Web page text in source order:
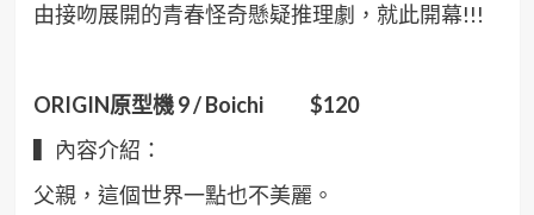
由接吻展開的青春怪奇懸疑推理劇，就此開幕!!!
ORIGIN原型機 9 / Boichi $120
▍內容介紹：
父親，這個世界一點也不美麗。